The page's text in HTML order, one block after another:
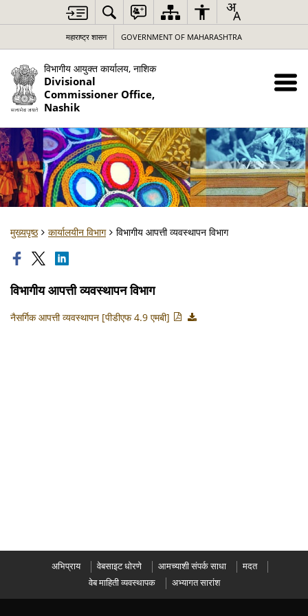
महाराष्ट्र शासन GOVERNMENT OF MAHARASHTRA
विभागीय आयुक्त कार्यालय, नाशिक
Divisional
Commissioner Office,
Nashik
मुख्यपृष्ठ कार्यालयीन विभाग विभागीय आपत्ती व्यवस्थापन विभाग
विभागीय आपत्ती व्यवस्थापन विभाग
नैसर्गिक आपत्ती व्यवस्थापन [पीडीएफ 4.9 एमबी]
अभिप्राय वेबसाइट धोरणे आमच्याशी संपर्क साधा
मदत
वेब माहिती व्यवस्थापक
अभ्यागत सारांश